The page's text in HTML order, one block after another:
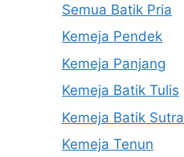
Semua Batik Pria
Kemeja Pendek
Kemeja Panjang
Kemeja Batik Tulis
Kemeja Batik Sutra
Kemeja Tenun